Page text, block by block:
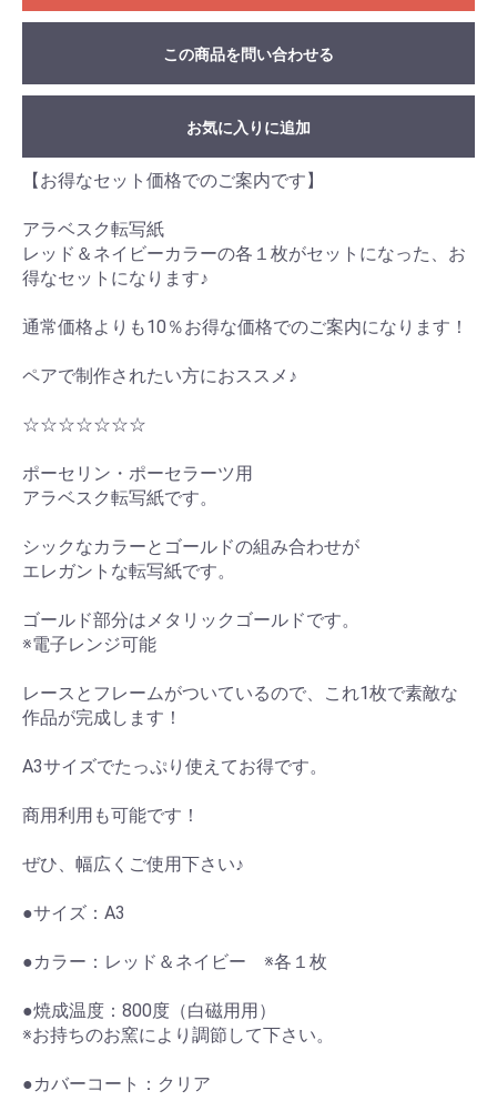
この商品を問い合わせる
お気に入りに追加
【お得なセット価格でのご案内です】
アラベスク転写紙
レッド＆ネイビーカラーの各１枚がセットになった、お
得なセットになります♪
通常価格よりも10％お得な価格でのご案内になります！
ペアで制作されたい方におススメ♪
☆☆☆☆☆☆☆
ポーセリン・ポーセラーツ用
アラベスク転写紙です。
シックなカラーとゴールドの組み合わせが
エレガントな転写紙です。
ゴールド部分はメタリックゴールドです。
※電子レンジ可能
レースとフレームがついているので、これ1枚で素敵な
作品が完成します！
A3サイズでたっぷり使えてお得です。
商用利用も可能です！
ぜひ、幅広くご使用下さい♪
●サイズ：A3
●カラー：レッド＆ネイビー ※各１枚
●焼成温度：800度（白磁用用）
※お持ちのお窯により調節して下さい。
●カバーコート：クリア